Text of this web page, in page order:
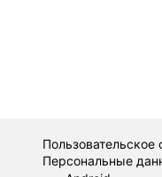
Пользовательское
Персональные